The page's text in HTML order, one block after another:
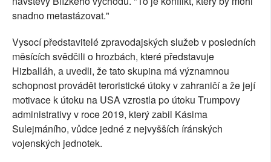
snadno metastázovat."
Vysocí představitelé zpravodajských služeb v posledních
měsících svědčili o hrozbách, které představuje
Hizballáh, a uvedli, že tato skupina má významnou
schopnost provádět teroristické útoky v zahraničí a že její
motivace k útoku na USA vzrostla po útoku Trumpovy
administrativy v roce 2019, který zabil Kásima
Sulejmáního, vůdce jedné z nejvyšších íránských
vojenských jednotek.